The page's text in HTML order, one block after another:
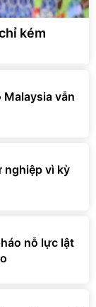
kém
vẫn
nghiệp vì kỳ
nỗ lực lật